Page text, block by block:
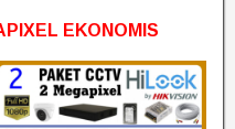
EKONOMIS